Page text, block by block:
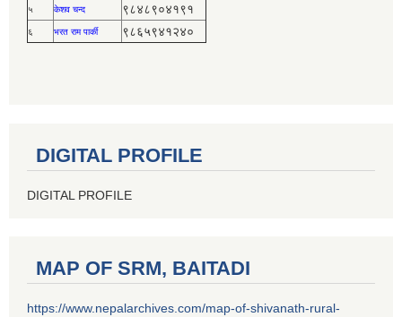
५ केशव चन्द ९८४८९०४१९१
६ भरत राम पार्की ९८६५९४१२४०
DIGITAL PROFILE
DIGITAL PROFILE
MAP OF SRM, BAITADI
https://www.nepalarchives.com/map-of-shivanath-rural-